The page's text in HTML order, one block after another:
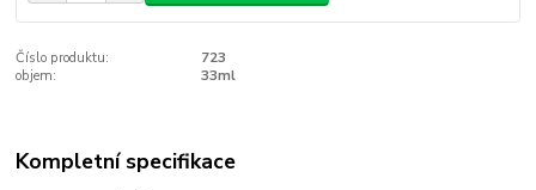
Číslo produktu:
723
objem:
33ml
Kompletní specifikace